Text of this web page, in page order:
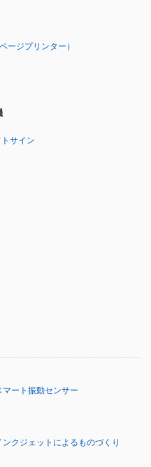
ージプリンター）
サイン
マート振動センサー
ンクジェットによるものづくり